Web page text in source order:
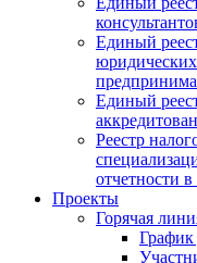
Единый
Единый
Реестр
отчетности
Проекты
Горячая
График